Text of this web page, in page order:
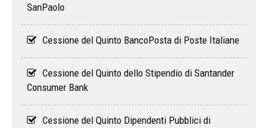
SanPaolo
Cessione del Quinto BancoPosta di Poste Italiane
Cessione del Quinto dello Stipendio di Santander
Consumer Bank
Cessione del Quinto Dipendenti Pubblici di